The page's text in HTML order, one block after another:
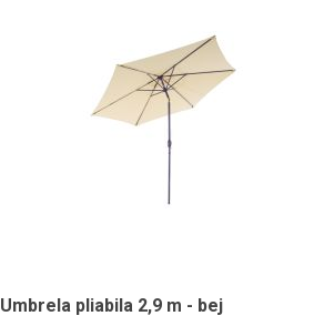
Umbrela pliabila 2,9 m - bej